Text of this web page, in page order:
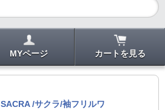
MYページ カートを見る
SACRA /サクラ/袖フリルワ